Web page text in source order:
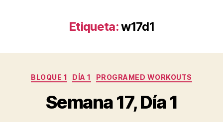
Etiqueta:w17d1
Categorías
BLOQUE 1 DÍA 1 PROGRAMED WORKOUTS
Semana 17, Día 1